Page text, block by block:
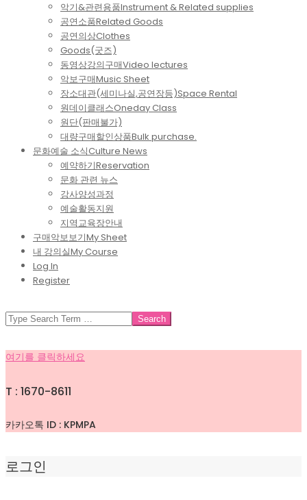
악기&관련용품Instrument & Related supplies
공연소품Related Goods
공연의상Clothes
Goods(굿즈)
동영상강의구매Video lectures
악보구매Music Sheet
장소대관(세미나실,공연장등)Space Rental
원데이클래스Oneday Class
원단(판매불가)
대량구매할인상품Bulk purchase.
문화예술 소식Culture News
예약하기Reservation
문화 관련 뉴스
강사양성과정
예술활동지원
지역교육장안내
구매악보보기My Sheet
내 강의실My Course
Log In
Register
SEARCH
여기를 클릭하세요
T : 1670-8611
카카오톡 ID : KPMPA
로그인